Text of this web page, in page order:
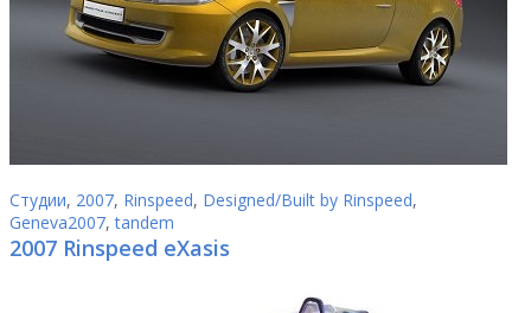
Студии, 2007, Rinspeed, Designed/Built by Rinspeed,
Geneva2007,tandem
2007 Rinspeed eXasis